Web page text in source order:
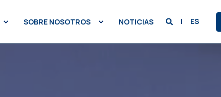
SOBRE NOSOTROS NOTICIAS ES